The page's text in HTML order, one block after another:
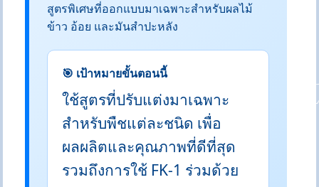
สูตรพิเศษที่ออกแบบมาเฉพาะสำหรับผลไม้
ข้าว อ้อย และมันสำปะหลัง
🎯 เป้าหมายขั้นตอนนี้
ใช้สูตรที่ปรับแต่งมาเฉพาะ
สำหรับพืชแต่ละชนิด เพื่อ
ผลผลิตและคุณภาพที่ดีที่สุด
รวมถึงการใช้ FK-1 ร่วมด้วย